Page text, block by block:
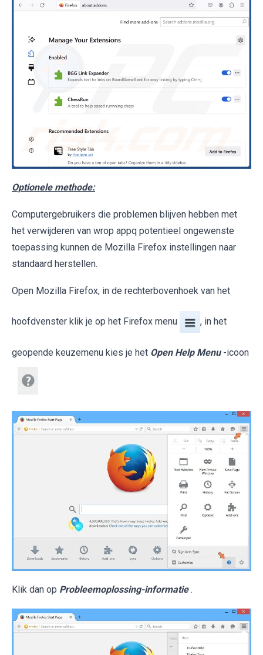
Optionele methode:
Computergebruikers die problemen blijven hebben met
het verwijderen van wrop appq potentieel ongewenste
toepassing kunnen de Mozilla Firefox instellingen naar
standaard herstellen.
Open Mozilla Firefox, in de rechterbovenhoek van het
hoofdvenster klik je op het Firefox menu , in het
geopende keuzemenu kies je het Open Help Menu -icoon
Klik dan op Probleemoplossing-informatie .